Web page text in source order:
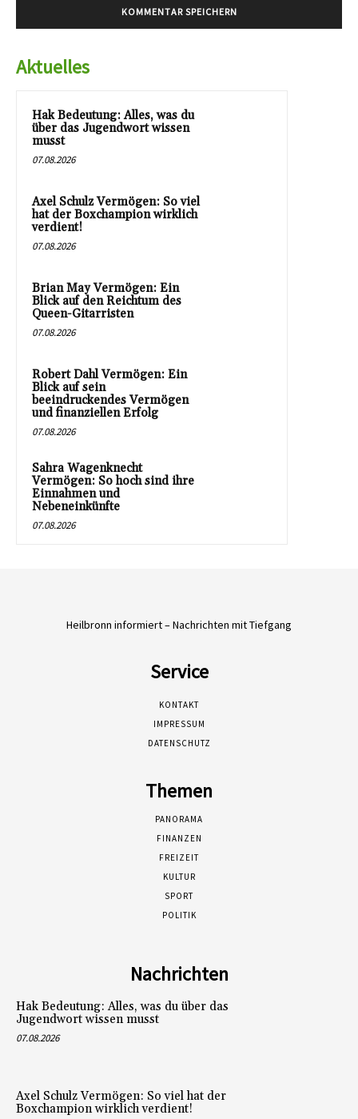
Aktuelles
Hak Bedeutung: Alles, was du
über das Jugendwort wissen
musst
07.08.2026
Axel Schulz Vermögen: So viel
hat der Boxchampion wirklich
verdient!
07.08.2026
Brian May Vermögen: Ein
Blick auf den Reichtum des
Queen-Gitarristen
07.08.2026
Robert Dahl Vermögen: Ein
Blick auf sein
beeindruckendes Vermögen
und finanziellen Erfolg
07.08.2026
Sahra Wagenknecht
Vermögen: So hoch sind ihre
Einnahmen und
Nebeneinkünfte
07.08.2026
Heilbronn informiert – Nachrichten mit Tiefgang
Service
KONTAKT
IMPRESSUM
DATENSCHUTZ
Themen
PANORAMA
FINANZEN
FREIZEIT
KULTUR
SPORT
POLITIK
Nachrichten
Hak Bedeutung: Alles, was du über das
Jugendwort wissen musst
07.08.2026
Axel Schulz Vermögen: So viel hat der
Boxchampion wirklich verdient!